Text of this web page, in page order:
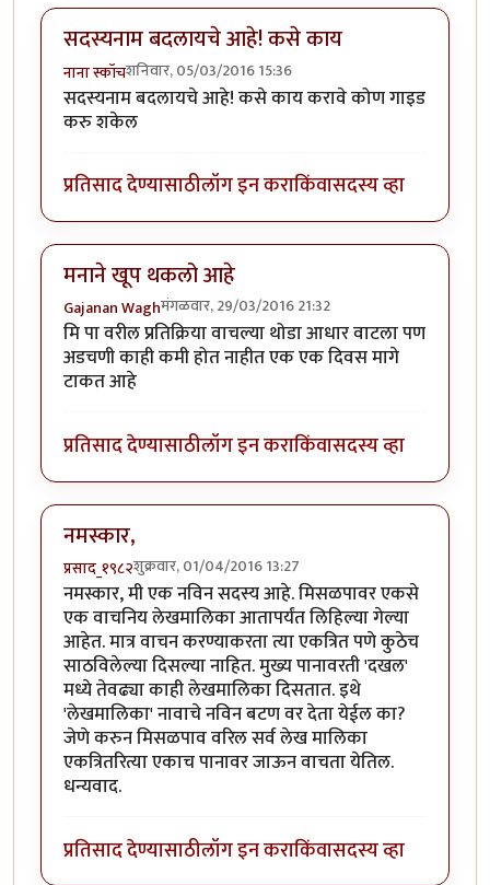
सदस्यनाम बदलायचे आहे! कसे काय
नाना स्कॉचशनिवार, 05/03/2016 15:36
सदस्यनाम बदलायचे आहे! कसे काय करावे कोण गाइड
करु शकेल
प्रतिसाद देण्यासाठीलॉग इन कराकिंवासदस्य व्हा
मनाने खूप थकलो आहे
Gajanan Waghमंगळवार, 29/03/2016 21:32
मि पा वरील प्रतिक्रिया वाचल्या थोडा आधार वाटला पण
अडचणी काही कमी होत नाहीत एक एक दिवस मागे
टाकत आहे
प्रतिसाद देण्यासाठीलॉग इन कराकिंवासदस्य व्हा
नमस्कार,
प्रसाद_१९८२शुक्रवार, 01/04/2016 13:27
नमस्कार, मी एक नविन सदस्य आहे. मिसळपावर एकसे
एक वाचनिय लेखमालिका आतापर्यंत लिहिल्या गेल्या
आहेत. मात्र वाचन करण्याकरता त्या एकत्रित पणे कुठेच
साठविलेल्या दिसल्या नाहित. मुख्य पानावरती 'दखल'
मध्ये तेवढ्या काही लेखमालिका दिसतात. इथे
'लेखमालिका' नावाचे नविन बटण वर देता येईल का?
जेणे करुन मिसळपाव वरिल सर्व लेख मालिका
एकत्रितरित्या एकाच पानावर जाऊन वाचता येतिल.
धन्यवाद.
प्रतिसाद देण्यासाठीलॉग इन कराकिंवासदस्य व्हा